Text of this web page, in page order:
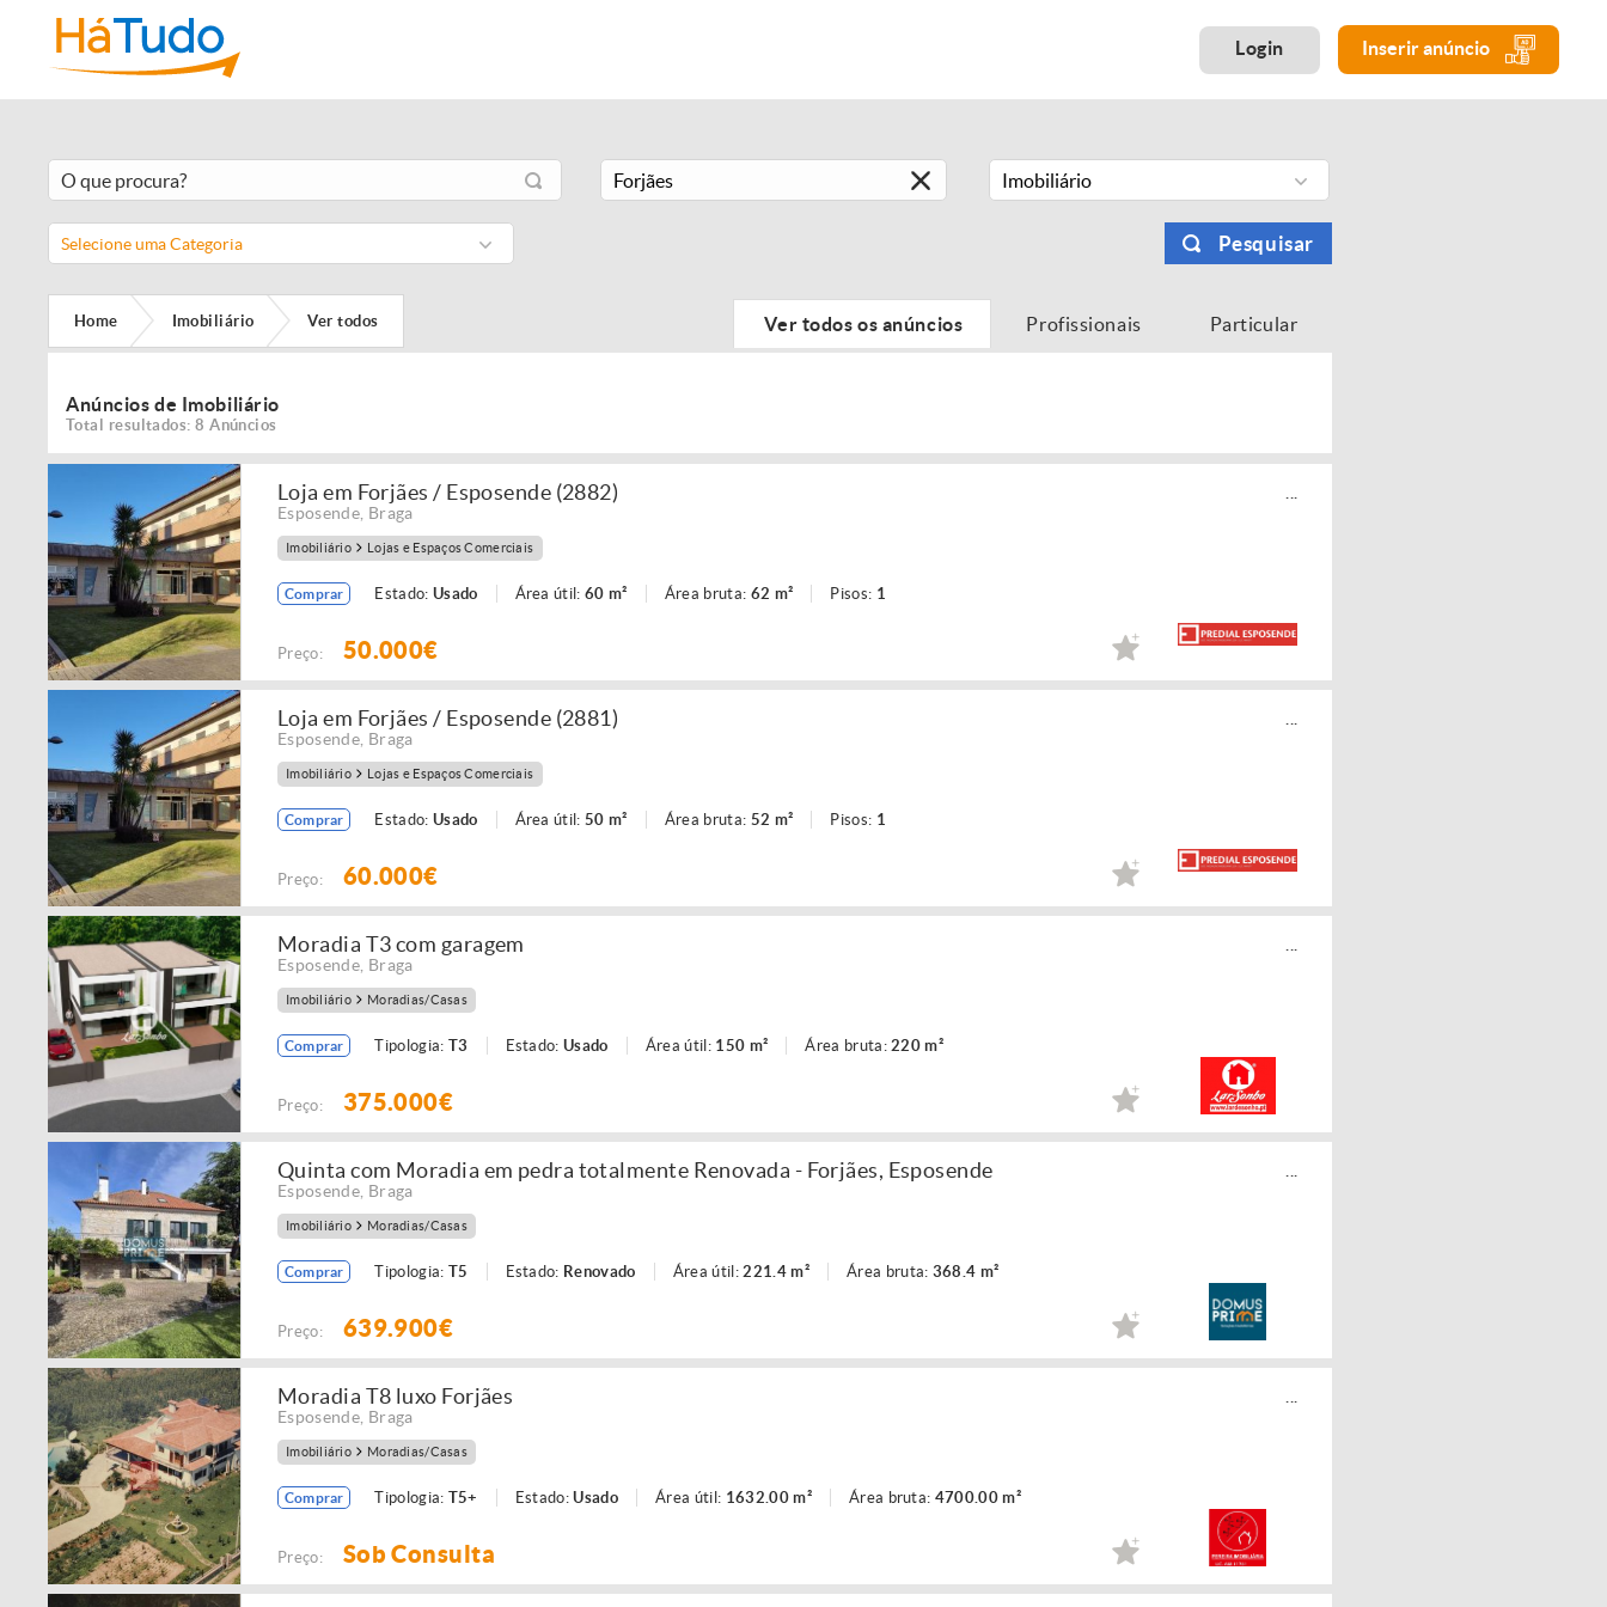
Login Inserir anúncio
Imobiliário
Selecione uma Categoria Pesquisar
Home Imobiliário Ver todos Ver todos os anúncios Profissionais Particular
Anúncios de Imobiliário
Total resultados: 8 Anúncios
Loja em Forjães / Esposende (2882)
Esposende Braga
Imobiliário Lojas e Espaços Comerciais
Comprar Estado: Usado Área útil:60 m² Área bruta: 62 m² Pisos: 1
Preço: 50.000€
Loja em Forjães / Esposende (2881)
Esposende Braga
Imobiliário Lojas e Espaços Comerciais
Comprar Estado: Usado Área útil:50 m² Área bruta: 52 m² Pisos: 1
Preço: 60.000€
Moradia T3 com garagem
Esposende Braga
Imobiliário Moradias/Casas
Comprar Tipologia: T3 Estado:Usado Área útil: 150 m² Área bruta:220 m²
Preço: 375.000€
Quinta com Moradia em pedra totalmente Renovada - Forjães, Esposende
Esposende Braga
Imobiliário Moradias/Casas
Comprar Tipologia: T5 Estado: Renovado Área útil:221.4 m² Área bruta: 368.4 m²
Preço: 639.900€
Moradia T8 luxo Forjães
Esposende Braga
Imobiliário Moradias/Casas
Comprar Tipologia: T5+ Estado:Usado Área útil: 1632.00 m² Área bruta: 4700.00 m²
Preço: Sob Consulta